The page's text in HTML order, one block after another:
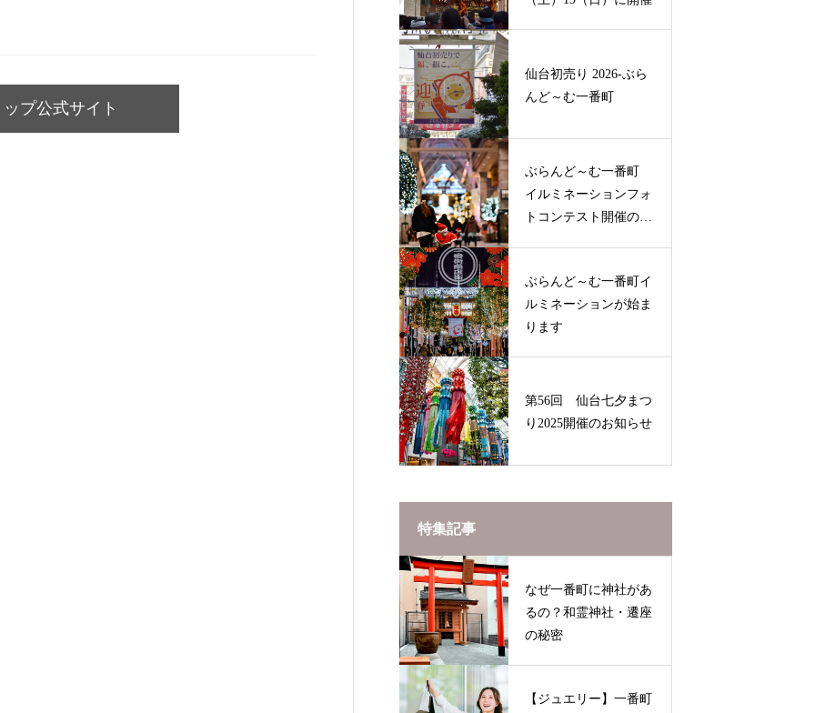
プ公式サイト
仙台初売り 2026-ぶら
んど～む一番町
ぶらんど～む一番町
イルミネーションフォ
トコンテスト開催のお
ぶらんど～む一番町イ
ルミネーションが始ま
ります
第56回 仙台七夕まつ
り2025開催のお知らせ
特集記事
なぜ一番町に神社があ
るの？和霊神社・遷座
の秘密
【ジュエリー】一番町